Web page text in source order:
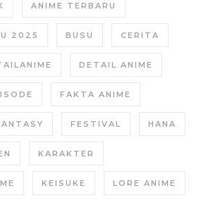
ANIME TERBARU
2025 BUSU CERITA
DETAIL ANIME
FAKTA ANIME
FESTIVAL HANA
KARAKTER
KEISUKE LORE ANIME